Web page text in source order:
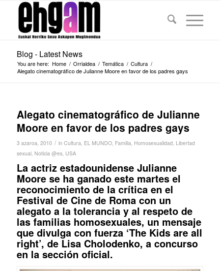
Blog - Latest News
You are here: Home / Orrialdea / Temática / Cultura /
Alegato cinematográfico de Julianne Moore en favor de los padres gays
Alegato cinematográfico de Julianne
Moore en favor de los padres gays
3 azaroa, 2010 / in Cultura, EL MUNDO, Familia, Homosexualidad, Libertad
sexual, Noticia @es, USA
La actriz estadounidense Julianne
Moore se ha ganado este martes el
reconocimiento de la crítica en el
Festival de Cine de Roma con un
alegato a la tolerancia y al respeto de
las familias homosexuales, un mensaje
que divulga con fuerza ‘The Kids are all
right’, de Lisa Cholodenko, a concurso
en la sección oficial.